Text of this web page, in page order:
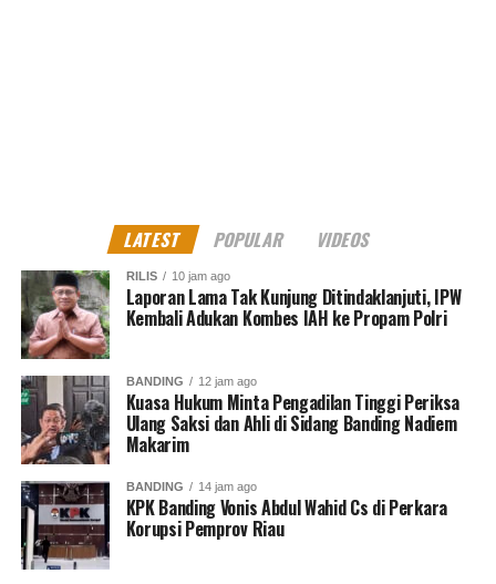
LATEST POPULAR VIDEOS
RILIS 10 jam ago
Laporan Lama Tak Kunjung Ditindaklanjuti, IPW
Kembali Adukan Kombes IAH ke Propam Polri
BANDING 12 jam ago
Kuasa Hukum Minta Pengadilan Tinggi Periksa
Ulang Saksi dan Ahli di Sidang Banding Nadiem
Makarim
BANDING 14 jam ago
KPK Banding Vonis Abdul Wahid Cs di Perkara
Korupsi Pemprov Riau